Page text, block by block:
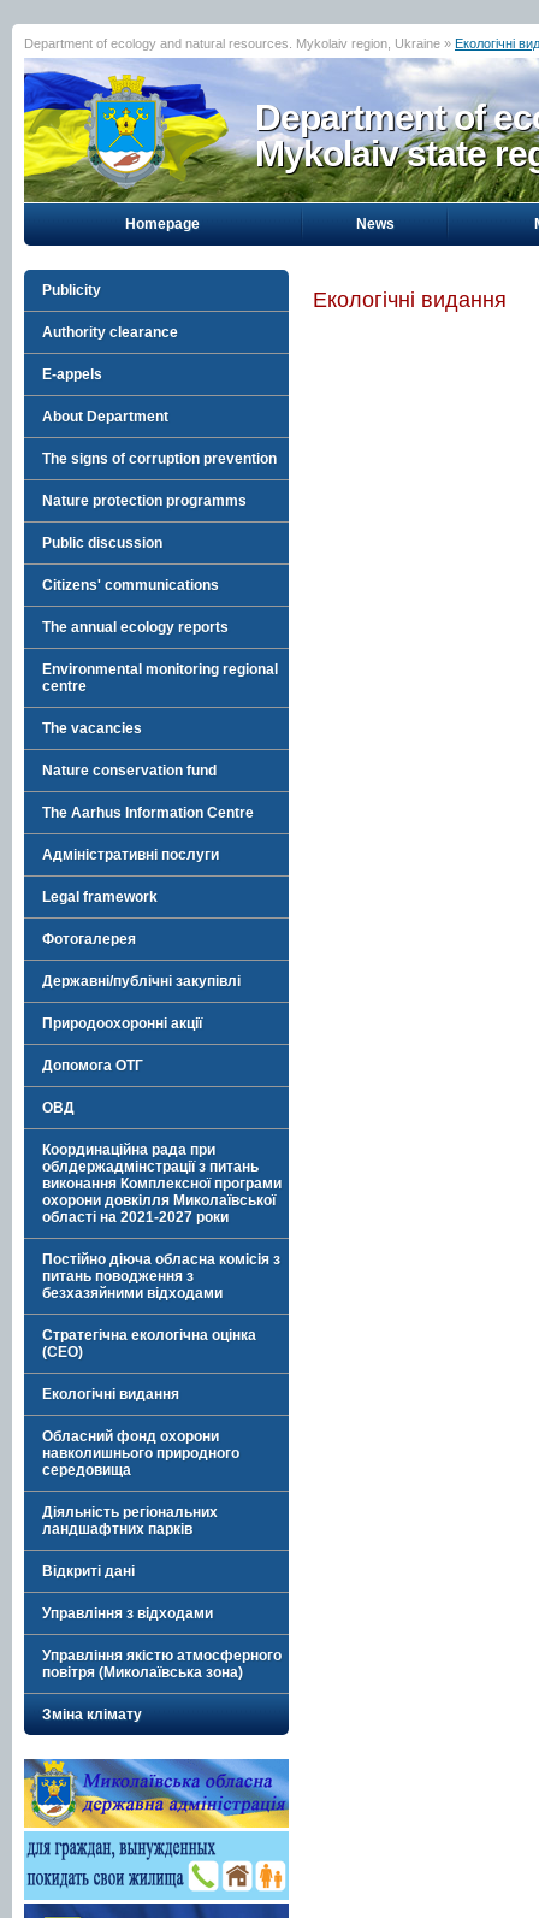
Department of ecology and natural resources. Mykolaiv region, Ukraine » Екологічні
Department of
Mykolaiv state
Homepage News
Publicity
Authority clearance
E-appels
About Department
The signs of corruption prevention
Nature protection programms
Public discussion
Citizens' communications
The annual ecology reports
Environmental monitoring regional
centre
The vacancies
Nature conservation fund
The Aarhus Information Centre
Адміністративні послуги
Legal framework
Фотогалерея
Державні/публічні закупівлі
Природоохоронні акції
Допомога ОТГ
ОВД
Координаційна рада при
облдержадмінстрації з питань
виконання Комплексної програми
охорони довкілля Миколаївської
області на 2021-2027 роки
Постійно діюча обласна комісія з
питань поводження з
безхазяйними відходами
Стратегічна екологічна оцінка
(СЕО)
Екологічні видання
Обласний фонд охорони
навколишнього природного
середовища
Діяльність регіональних
ландшафтних парків
Відкриті дані
Управління з відходами
Управління якістю атмосферного
повітря (Миколаївська зона)
Зміна клімату
Екологічні видання